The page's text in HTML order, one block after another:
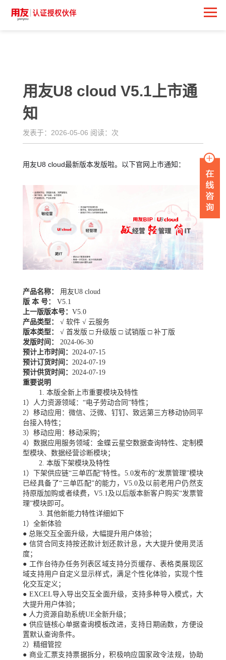
用友U8 cloud V5.1上市通
知
发表于：2026-05-06 阅读： 次
用友U8 cloud最新版本发版啦。以下官网上市通知：
产品名称： 用友U8 cloud
版 本 号： V5.1
上一版版本号： V5.0
产品类型： √ 软件 √ 云服务
版本类型： √ 首发版 □ 升级版 □ 试销版 □ 补丁版
发版时间： 2024-06-30
预计上市时间： 2024-07-15
预计订货时间： 2024-07-19
预计供货时间： 2024-07-19
重要说明
1. 本版全新上市重要模块及特性
1）人力资源领域：“电子劳动合同”特性；
2）移动应用：微信、泛微、钉钉、致远第三方移动协同平
台接入特性；
3）移动应用：移动采购；
4）数据应用服务领域：金蝶云星空数据查询特性、定制模
型模块、数据经营诊断模块；
2. 本版下架模块及特性
1）下架供应链“三单匹配”特性。5.0发布的“发票管理”模块
已经具备了“三单匹配”的能力，V5.0及以前老用户仍然支
持原版加购或者续费，V5.1及以后版本新客户购买“发票管
理”模块即可。
3. 其他新能力特性详细如下
1）全新体验
● 总账交互全面升级，大幅提升用户体验；
● 信贷合同支持按还款计划还款计息，大大提升使用灵活
度；
● 工作台待办任务列表区域支持分页缓存、表格类展现区
域支持用户自定义显示样式，满足个性化体验，实现个性
化交互定义；
● EXCEL导入导出交互全面升级，支持多种导入模式，大
大提升用户体验；
● 人力资源自助系统UE全新升级；
● 供应链核心单据查询模板改进，支持日期函数，方便设
置默认查询条件。
2）精细管控
● 商业汇票支持票据拆分，积极响应国家政令法规，协助